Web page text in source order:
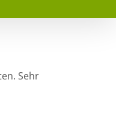
Sehr